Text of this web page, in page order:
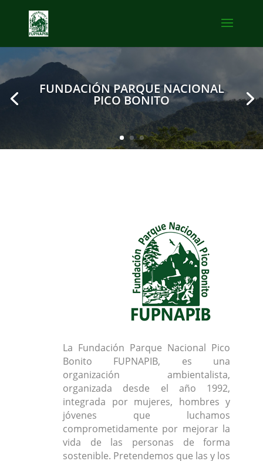
FUNDACIÓN PARQUE NACIONAL
PICO BONITO
La Fundación Parque Nacional Pico
Bonito FUPNAPIB, es una
organización ambientalista,
organizada desde el año 1992,
integrada por mujeres, hombres y
jóvenes que luchamos
comprometidamente por mejorar la
vida de las personas de forma
sostenible. Pretendemos que las y los